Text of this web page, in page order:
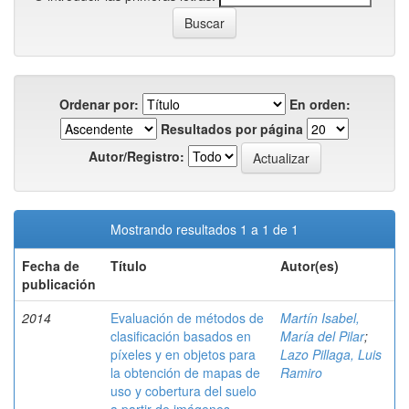
Ordenar por:
En orden:
Resultados por página
Autor/Registro:
Mostrando resultados 1 a 1 de 1
Fecha de
publicación
Título Autor(es)
2014
Evaluación de métodos de
clasificación basados en
píxeles y en objetos para
la obtención de mapas de
uso y cobertura del suelo
Martín Isabel,
María del Pilar;
Lazo Pillaga, Luis
Ramiro